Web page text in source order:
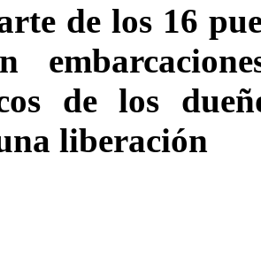
de los 16
de los
liberación